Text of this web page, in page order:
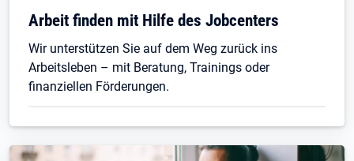
Arbeit finden mit Hilfe des Jobcenters
Wir unterstützen Sie auf dem Weg zurück ins
Arbeitsleben – mit Beratung, Trainings oder
finanziellen Förderungen.